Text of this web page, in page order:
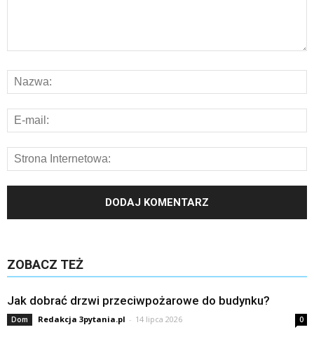
ZOBACZ TEŻ
Jak dobrać drzwi przeciwpożarowe do budynku?
Dom Redakcja 3pytania.pl - 14 lipca 2026 0